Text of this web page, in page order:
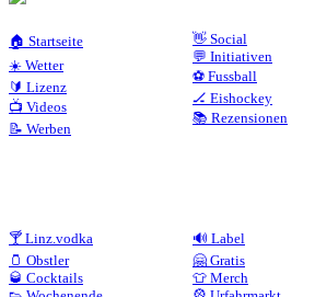
🏠 Startseite
☀️ Wetter
🔰 Lizenz
📺 Videos
📝 Werben
👋 Social
💬 Initiativen
⚽ Fussball
🏒 Eishockey
📚 Rezensionen
🍸 Linz.vodka
🫙 Obstler
🥃 Cocktails
🔊 Label
🤗 Gratis
👕 Merch